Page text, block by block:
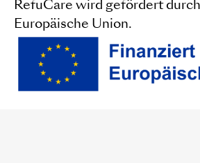
RefuCare wird gefördert
Europäische Union.